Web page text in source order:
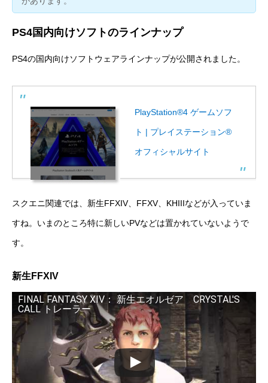
PS4国内向けソフトのラインナップ
PS4の国内向けソフトウェアラインナップが公開されました。
PlayStation®4 ゲームソフ
ト | プレイステーション®
オフィシャルサイト
スクエニ関連では、新生FFXIV、FFXV、KHIIIなどが入っていま
すね。いまのところ特に新しいPVなどは置かれていないようで
す。
新生FFXIV
FINAL FANTASY XIV： 新生エオルゼア CRYSTAL'S
CALL トレーラー